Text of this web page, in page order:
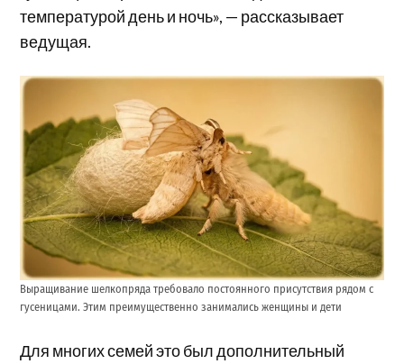
температурой день и ночь», — рассказывает
ведущая.
Выращивание шелкопряда требовало постоянного присутствия рядом с
гусеницами. Этим преимущественно занимались женщины и дети
Для многих семей это был дополнительный